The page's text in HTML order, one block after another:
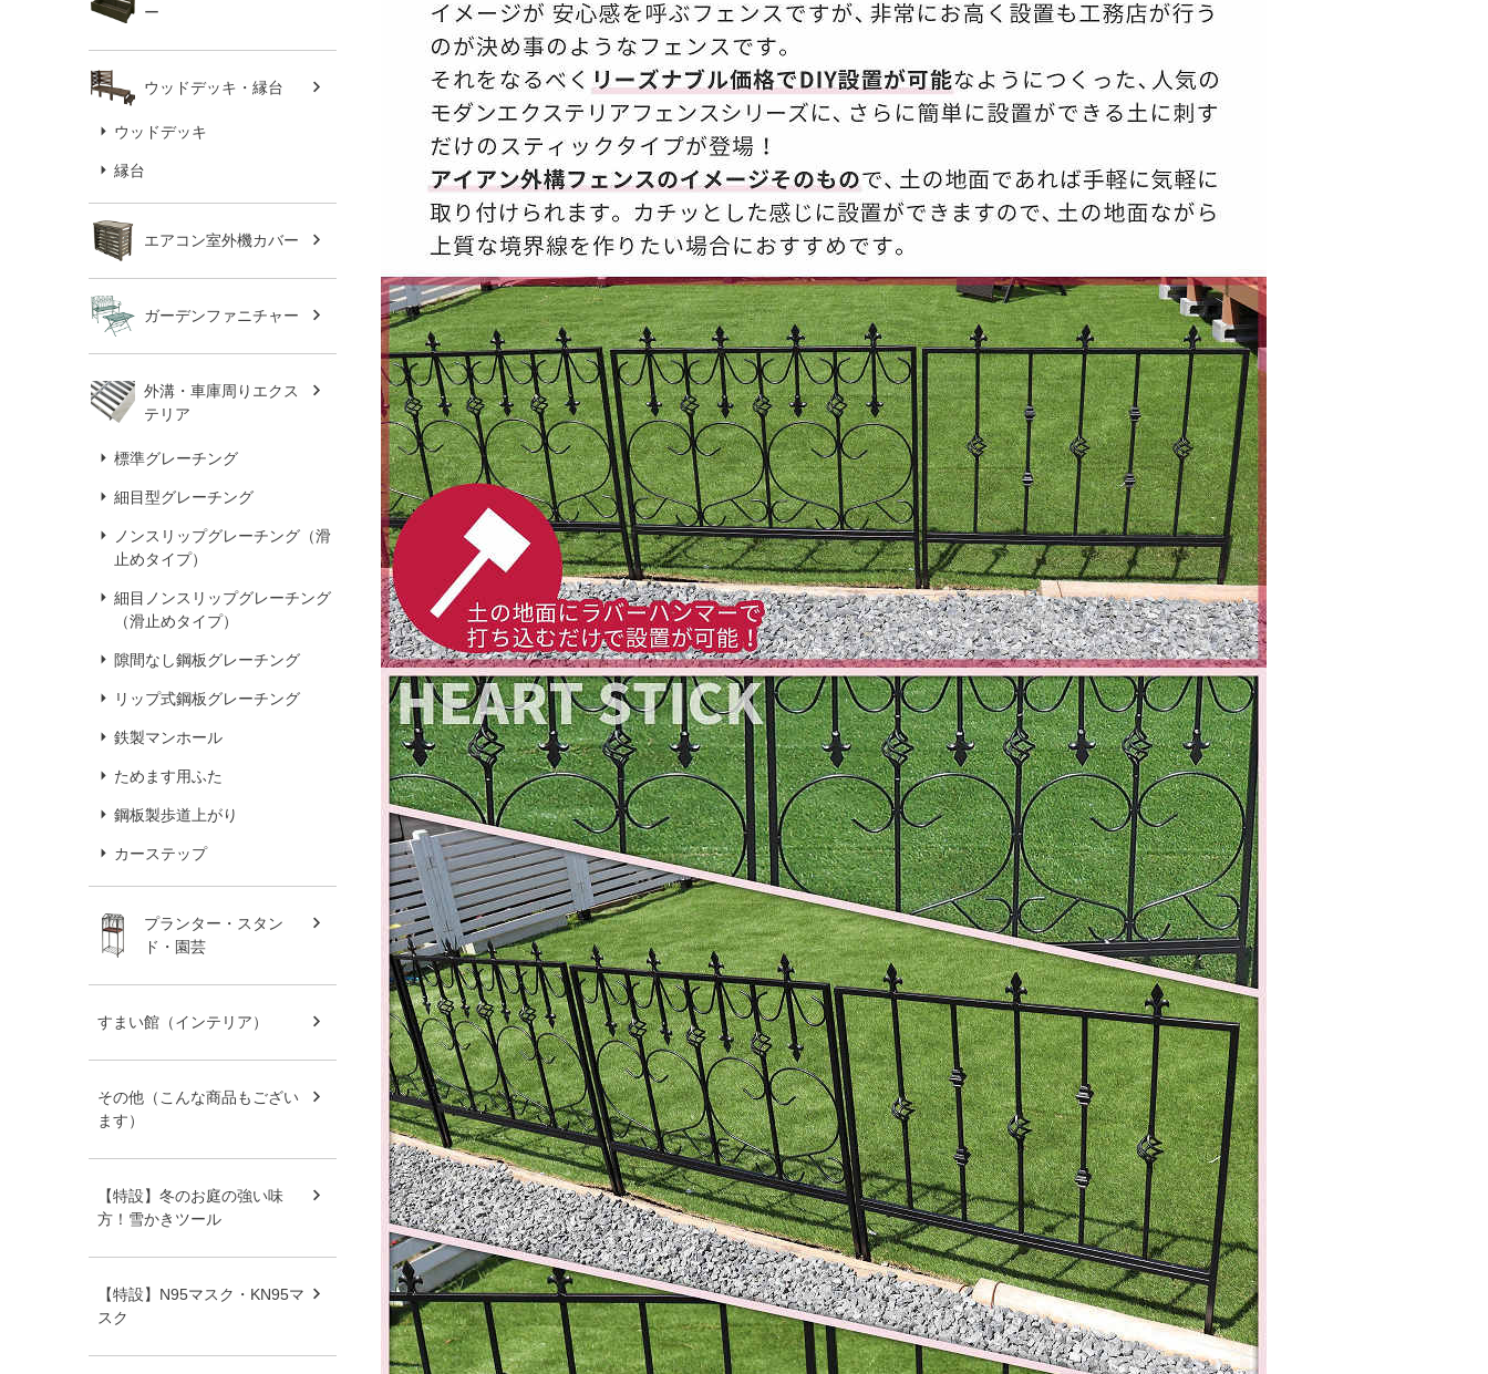
ー
ウッドデッキ・縁台
ウッドデッキ
縁台
エアコン室外機カバー
ガーデンファニチャー
外溝・車庫周りエクス
テリア
標準グレーチング
細目型グレーチング
ノンスリップグレーチング（滑
止めタイプ）
細目ノンスリップグレーチング
（滑止めタイプ）
隙間なし鋼板グレーチング
リップ式鋼板グレーチング
鉄製マンホール
ためます用ふた
鋼板製歩道上がり
カーステップ
プランター・スタン
ド・園芸
すまい館（インテリア）
その他（こんな商品もござい
ます）
【特設】冬のお庭の強い味
方！雪かきツール
【特設】N95マスク・KN95マ
スク